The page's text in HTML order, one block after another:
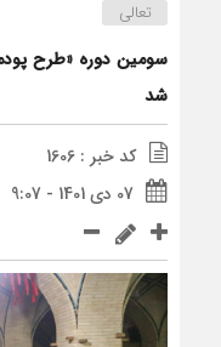
تعالی
سومین دوره «طرح
شد
کد خبر : 1606
07 دی 1401 - 9:07